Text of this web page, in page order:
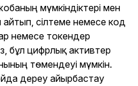
мүмкіндіктері мен
сілтеме немесе код
немесе токендер
бұл цифрлық активтер
төмендеуі мүмкін.
дереу айырбастау